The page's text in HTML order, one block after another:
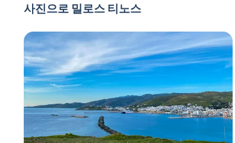
사진으로 밀로스 티노스